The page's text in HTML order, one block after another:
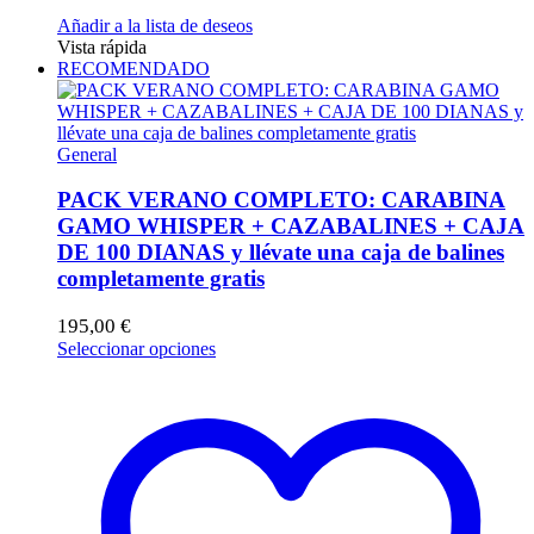
Añadir a la lista de deseos
Vista rápida
RECOMENDADO
General
PACK VERANO COMPLETO: CARABINA
GAMO WHISPER + CAZABALINES + CAJA
DE 100 DIANAS y llévate una caja de balines
completamente gratis
195,00 €
Seleccionar opcionesEste
variantes.
Las
opciones